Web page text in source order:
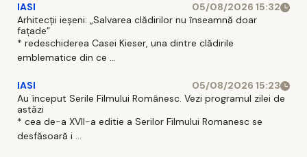
IASI
05/08/2026 15:32
Arhitecții ieșeni: „Salvarea clădirilor nu înseamnă doar
fațade”
* redeschiderea Casei Kieser, una dintre clădirile
emblematice din ce ...
IASI
05/08/2026 15:23
Au început Serile Filmului Românesc. Vezi programul zilei de
astăzi
* cea de-a XVII-a editie a Serilor Filmului Romanesc se
desfăsoară i ...